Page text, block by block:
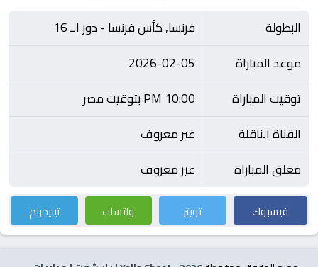
البطولة
فرنسا, كأس فرنسا - دور الـ 16
موعد المباراة
2026-02-05
توقيت المباراة
10:00 PM بتوقيت مصر
القناة الناقلة
غير معروف
معلق المباراة
غير معروف
فيسبوك تويتر واتساب تيليجرام